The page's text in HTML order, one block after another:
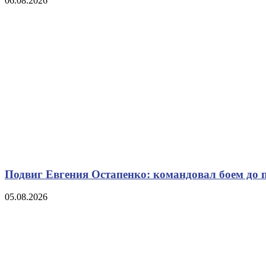
Подвиг Евгения Остапенко: командовал боем до
05.08.2026